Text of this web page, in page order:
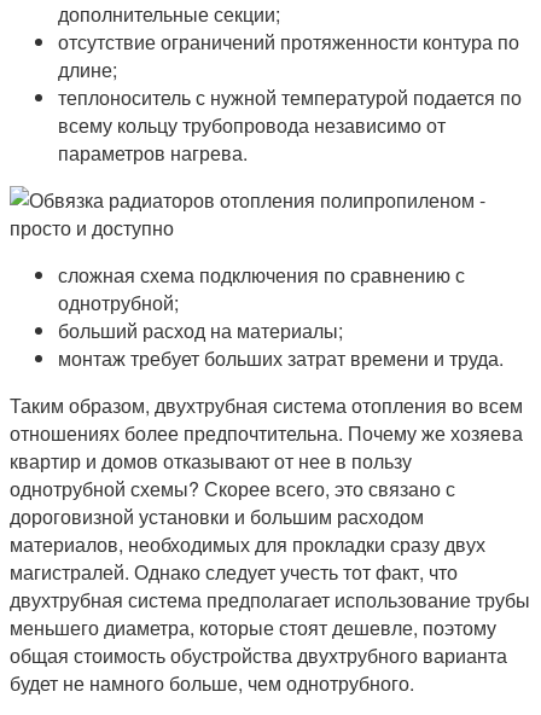
дополнительные секции;
отсутствие ограничений протяженности контура по
длине;
теплоноситель с нужной температурой подается по
всему кольцу трубопровода независимо от
параметров нагрева.
сложная схема подключения по сравнению с
однотрубной;
больший расход на материалы;
монтаж требует больших затрат времени и труда.
Таким образом, двухтрубная система отопления во всем
отношениях более предпочтительна. Почему же хозяева
квартир и домов отказывают от нее в пользу
однотрубной схемы? Скорее всего, это связано с
дороговизной установки и большим расходом
материалов, необходимых для прокладки сразу двух
магистралей. Однако следует учесть тот факт, что
двухтрубная система предполагает использование трубы
меньшего диаметра, которые стоят дешевле, поэтому
общая стоимость обустройства двухтрубного варианта
будет не намного больше, чем однотрубного.